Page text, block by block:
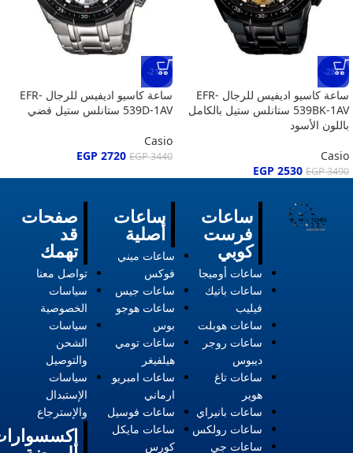
-28%
ساعة كاسيو اديفيس للرجال EFR-
539BK-1AV ستانلس ستيل بالكامل
باللون الأسود
Casio
EGP3490
EGP 2530
-21%
ساعة كاسيو اديفيس للرجال EFR-
539D-1AV ستانلس ستيل فضي
Casio
EGP3440
EGP 2720
صفحات
قد
تهمك
تواصل معنا
سياسات
الخصوصية
سياسات
الشحن
والتوصيل
سياسات
الإستبدال
والإسترجاع
ساعات
أصلية
ساعات ميني
فوكس
ساعات جيس
ساعات هوجو
بوس
ساعات تومي
هيلفيغر
ساعات امبريو
ارماني
ساعات فوسيل
ساعات مايكل
كورس
ساعات
فرست
كوبي
ساعات أوميجا
ساعات باتيك
فيليب
ساعات هوبلت
ساعات روجر
ديبوس
ساعات تاغ
هوير
ساعات بانيراي
ساعات رولكس
ساعات جي